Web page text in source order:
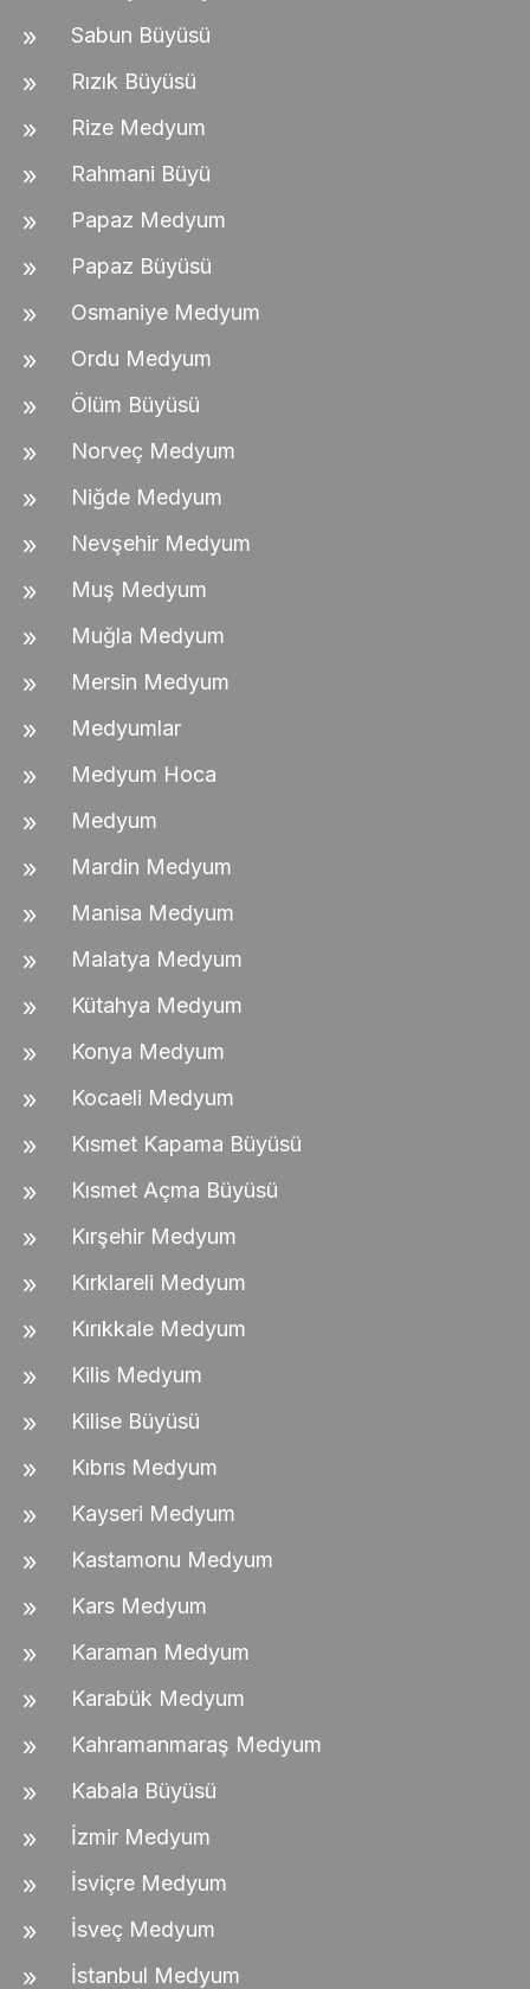
Sabun Büyüsü
Rızık Büyüsü
Rize Medyum
Rahmani Büyü
Papaz Medyum
Papaz Büyüsü
Osmaniye Medyum
Ordu Medyum
Ölüm Büyüsü
Norveç Medyum
Niğde Medyum
Nevşehir Medyum
Muş Medyum
Muğla Medyum
Mersin Medyum
Medyumlar
Medyum Hoca
Medyum
Mardin Medyum
Manisa Medyum
Malatya Medyum
Kütahya Medyum
Konya Medyum
Kocaeli Medyum
Kısmet Kapama Büyüsü
Kısmet Açma Büyüsü
Kırşehir Medyum
Kırklareli Medyum
Kırıkkale Medyum
Kilis Medyum
Kilise Büyüsü
Kıbrıs Medyum
Kayseri Medyum
Kastamonu Medyum
Kars Medyum
Karaman Medyum
Karabük Medyum
Kahramanmaraş Medyum
Kabala Büyüsü
İzmir Medyum
İsviçre Medyum
İsveç Medyum
İstanbul Medyum